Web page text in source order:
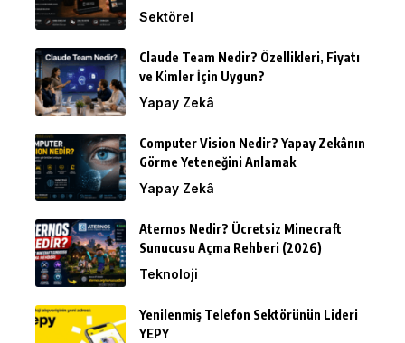
Sektörel
Claude Team Nedir? Özellikleri, Fiyatı
ve Kimler İçin Uygun?
Yapay Zekâ
Computer Vision Nedir? Yapay Zekânın
Görme Yeteneğini Anlamak
Yapay Zekâ
Aternos Nedir? Ücretsiz Minecraft
Sunucusu Açma Rehberi (2026)
Teknoloji
Yenilenmiş Telefon Sektörünün Lideri
YEPY